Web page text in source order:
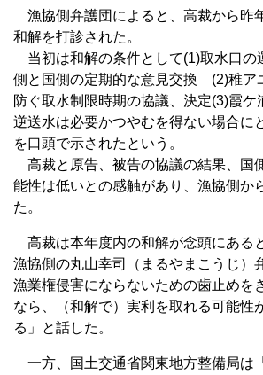
漁協側弁護団によると、高裁から昨
和解を打診された。
当初は和解の条件として(1)取水口の
側と国側の定期的な意見交換 (2)稚ア
防ぐ取水制限時期の協議、決定(3)霞ケ
逆送水は必要かつやむを得ない場合に
を口頭で示されたという。
高裁と原告、被告の協議の結果、国
能性は低いとの感触があり、漁協側か
た。
高裁は本年度内の和解が念頭にある
漁協側の丸山幸司（まるやまこうじ）
漁業権侵害にならないための歯止めを
なら、（和解で）実利を取れる可能性
る」と話した。
一方、国土交通省関東地方整備局は